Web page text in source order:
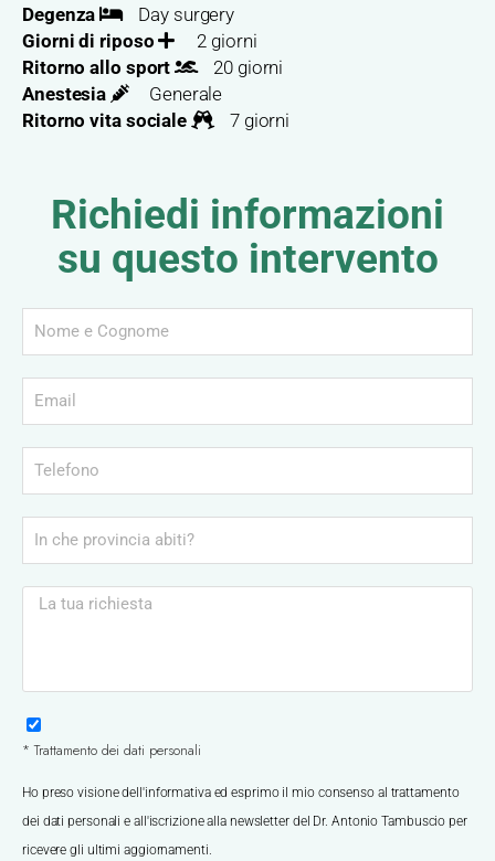
Degenza
Day surgery
Giorni di riposo
2 giorni
Ritorno allo sport
20 giorni
Anestesia
Generale
Ritorno vita sociale
7 giorni
Richiedi informazioni
su questo intervento
* Trattamento dei dati personali
Ho preso visione dell'informativa ed esprimo il mio consenso al trattamento
dei dati personali e all'iscrizione alla newsletter del Dr. Antonio Tambuscio per
ricevere gli ultimi aggiornamenti.